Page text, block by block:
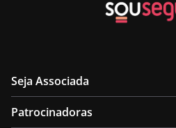
Seja Associada
Patrocinadoras